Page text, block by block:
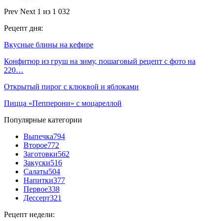
Prev Next 1 из 1 032
Рецепт дня:
Вкусные блины на кефире
Конфитюр из груш на зиму, пошаговый рецепт с фото на
220…
Открытый пирог с клюквой и яблоками
Пицца «Пепперони» с моцареллой
Популярные категории
Выпечка794
Второе772
Заготовки562
Закуски516
Салаты504
Напитки377
Первое338
Дессерт321
Рецепт недели: